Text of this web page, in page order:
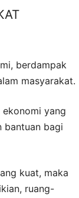
berdampak
masyarakat.
ekonomi yang
bantuan bagi
kuat, maka
ruang-